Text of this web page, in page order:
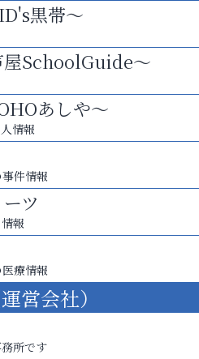
黒帯～
屋SchoolGuide～
あしや～
情報
件情報
ツ
報
療情報
営会社）
所です